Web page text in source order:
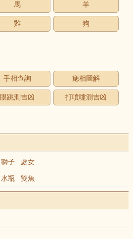
馬 羊
雞 狗
手相查詢 痣相圖解
眼跳測吉凶 打噴嚏測吉凶
獅子 處女
水瓶 雙魚